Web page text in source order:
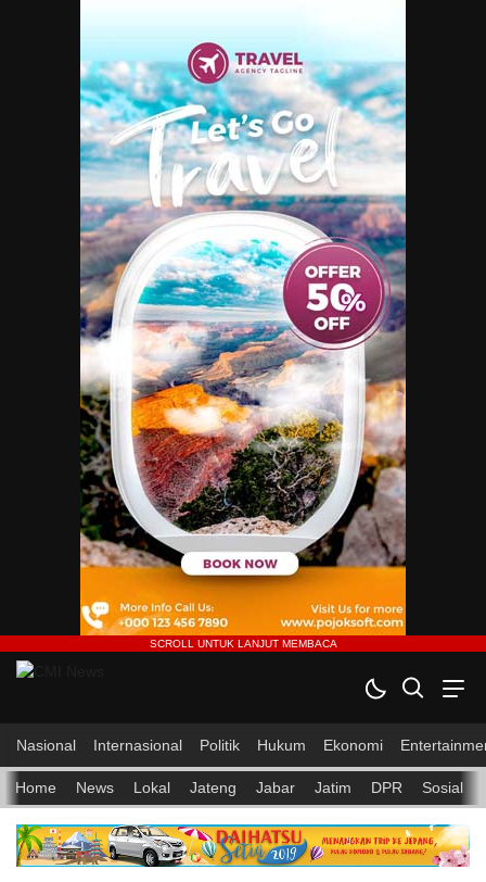
Nasional Internasional Politik Hukum Ekonomi
Home News Lokal Jateng Jabar Jatim DPR Sosial